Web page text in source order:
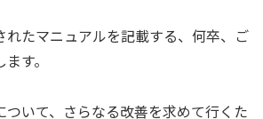
れたマニュアルを記載する、何卒、ご
す。
いて、さらなる改善を求めて行くた